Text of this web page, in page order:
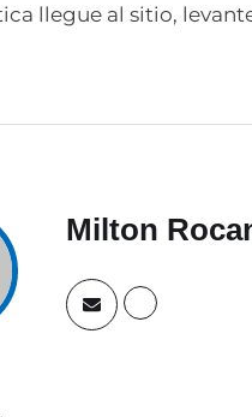
llegue al sitio,
Milton